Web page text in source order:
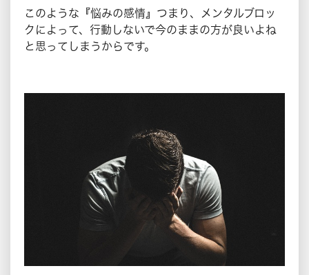
このような『悩みの感情』つまり、メンタルブロッ
クによって、行動しないで今のままの方が良いよね
と思ってしまうからです。